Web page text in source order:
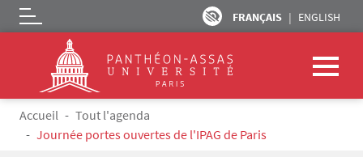
Aller au contenu principal
FRANÇAIS ENGLISH
Logo
Fil d'Ariane
Accueil
Tout l'agenda
Journée portes ouvertes de l'IPAG de Paris